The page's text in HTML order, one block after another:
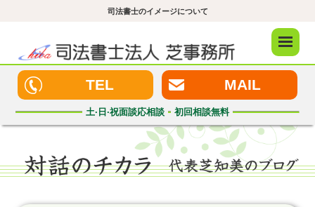
司法書士のイメージについて
メニュ
TEL MAIL
土·日·祝面談応相談 初回相談無料